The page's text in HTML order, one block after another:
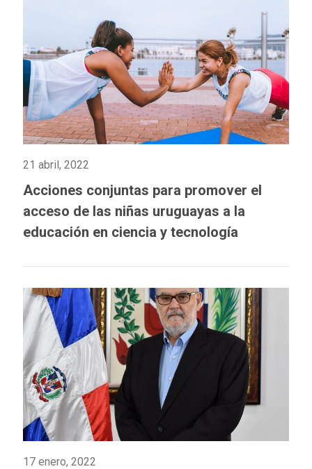
21 abril, 2022
Acciones conjuntas para promover el
acceso de las niñas uruguayas a la
educación en ciencia y tecnología
17 enero, 2022